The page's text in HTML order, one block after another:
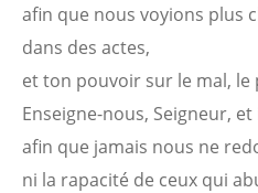
afin que nous voyions plus
dans des actes,
et ton pouvoir sur le mal, le
Enseigne-nous, Seigneur,
afin que jamais nous ne
ni la rapacité de ceux qui